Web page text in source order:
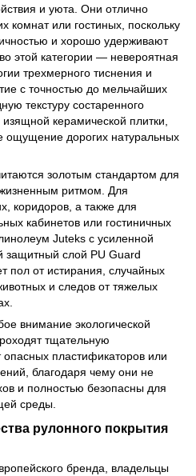
и уюта. Они отлично
комнат или гостиных, поскольку
и хорошо удерживают
этой категории — невероятная
трехмерного тиснения и
с точностью до мельчайших
текстуру состаренного
керамической плитки,
ощущение дорогих натуральных
золотым стандартом для
ритмом. Для
коридоров, а также для
кабинетов или гостиничных
Juteks с усиленной
защитный слой PU Guard
пол от истирания, случайных
и следов от тяжелых
внимание экологической
тщательную
пластификаторов или
благодаря чему они не
и полностью безопасны для
среды.
рулонного покрытия
бренда, владельцы